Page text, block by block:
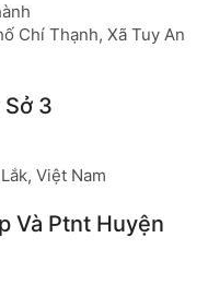
Chí Thạnh, Xã Tuy An
3
Việt Nam
Và Ptnt Huyện